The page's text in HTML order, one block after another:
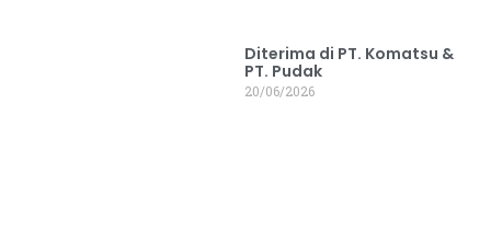
Diterima di PT. Komatsu &
PT. Pudak
20/06/2026